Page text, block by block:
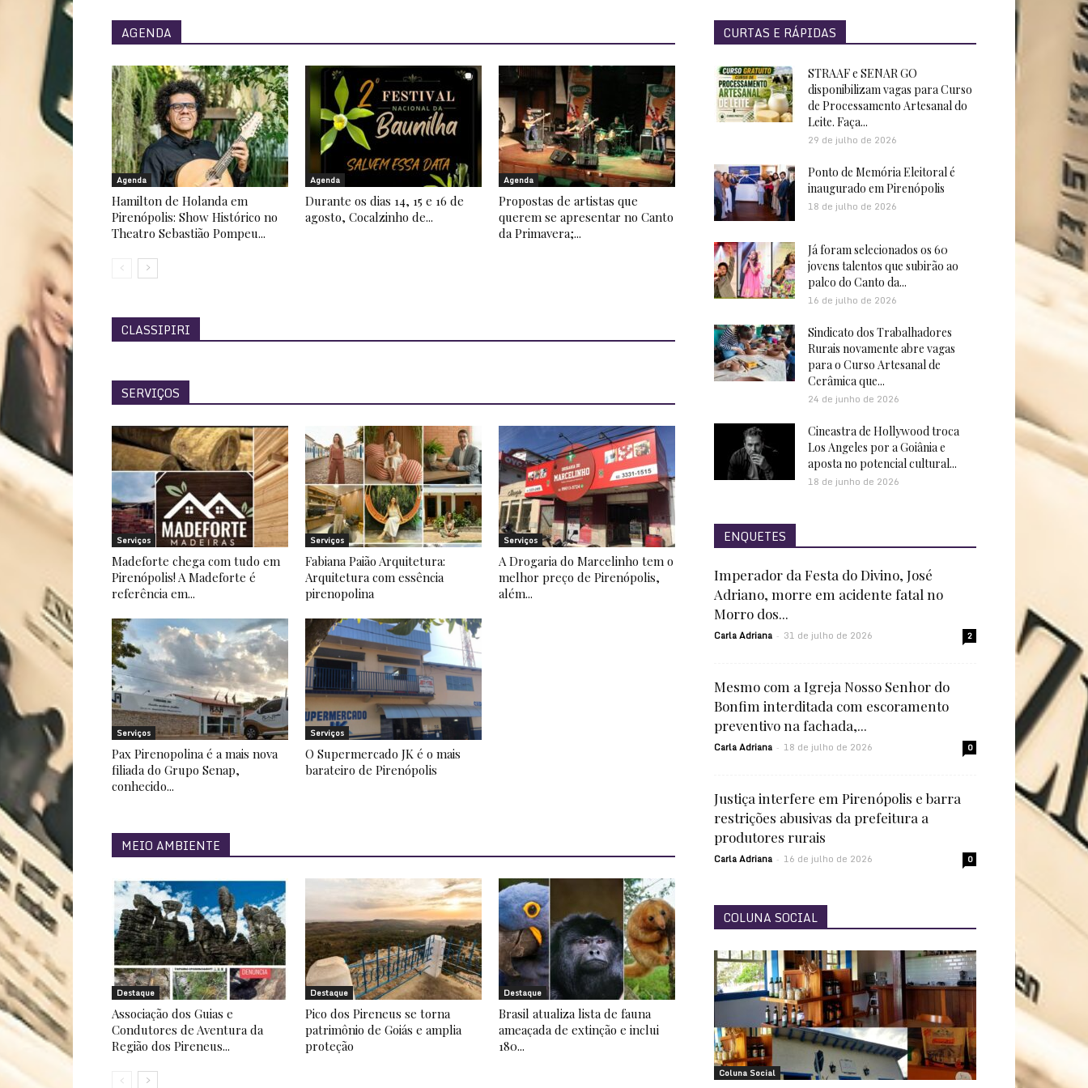
AGENDA
Agenda
Hamilton de Holanda em
Pirenópolis: Show Histórico no
Theatro Sebastião Pompeu...
Agenda
Durante os dias 14, 15 e 16 de
agosto, Cocalzinho de...
Agenda
Propostas de artistas que
querem se apresentar no Canto
da Primavera;...
CLASSIPIRI
SERVIÇOS
Serviços
Madeforte chega com tudo em
Pirenópolis! A Madeforte é
referência em...
Serviços
Fabiana Paião Arquitetura:
Arquitetura com essência
pirenopolina
Serviços
A Drogaria do Marcelinho tem o
melhor preço de Pirenópolis,
além...
Serviços
Pax Pirenopolina é a mais nova
filiada do Grupo Senap,
conhecido...
Serviços
O Supermercado JK é o mais
barateiro de Pirenópolis
MEIO AMBIENTE
Destaque
Associação dos Guias e
Condutores de Aventura da
Região dos Pireneus...
Destaque
Pico dos Pireneus se torna
patrimônio de Goiás e amplia
proteção
Destaque
Brasil atualiza lista de fauna
ameaçada de extinção e inclui
180...
CURTAS E RÁPIDAS
STRAAF e SENAR GO
disponibilizam vagas para Curso
de Processamento Artesanal do
Leite. Faça...
29 de julho de 2026
Ponto de Memória Eleitoral é
inaugurado em Pirenópolis
18 de julho de 2026
Já foram selecionados os 60
jovens talentos que subirão ao
palco do Canto da...
16 de julho de 2026
Sindicato dos Trabalhadores
Rurais novamente abre vagas
para o Curso Artesanal de
Cerâmica que...
24 de junho de 2026
Cineastra de Hollywood troca
Los Angeles por a Goiânia e
aposta no potencial cultural...
18 de junho de 2026
ENQUETES
Imperador da Festa do Divino, José
Adriano, morre em acidente fatal no
Morro dos...
Carla Adriana - 31 de julho de 2026 2
Mesmo com a Igreja Nosso Senhor do
Bonfim interditada com escoramento
preventivo na fachada,...
Carla Adriana - 18 de julho de 2026 0
Justiça interfere em Pirenópolis e barra
restrições abusivas da prefeitura a
produtores rurais
Carla Adriana - 16 de julho de 2026 0
COLUNA SOCIAL
Coluna Social